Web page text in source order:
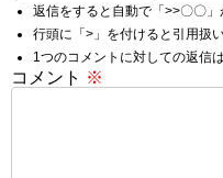
返信をすると自動で「>>〇〇」
行頭に「>」を付けると引用扱
1つのコメントに対しての返信
コメント ※